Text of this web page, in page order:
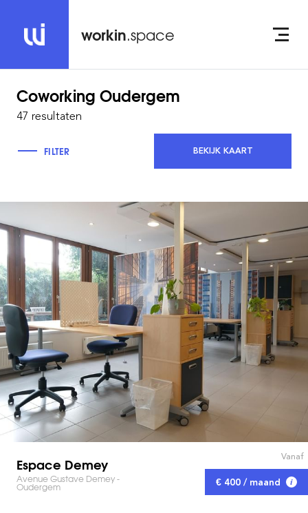
workin.space
Coworking Oudergem
47 resultaten
FILTER BEKIJK KAART
Espace Demey
Avenue Gustave Demey -
Oudergem
Vanaf
€ 400 / maand